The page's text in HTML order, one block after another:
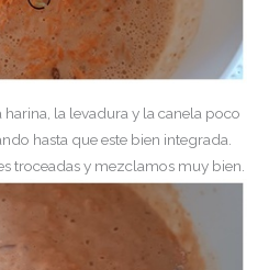
la levadura y la canela poco
hasta que este bien integrada.
troceadas y mezclamos muy bien.